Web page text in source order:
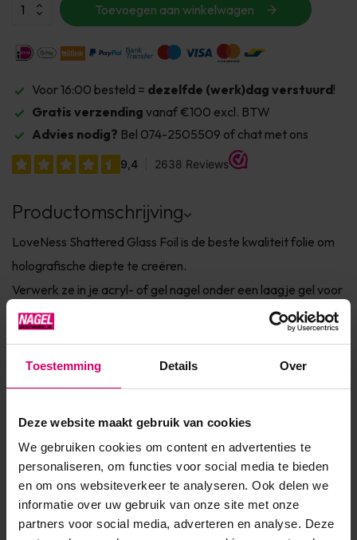
Toestemming Details Over
Deze website maakt gebruik van cookies
We gebruiken cookies om content en advertenties te
personaliseren, om functies voor social media te bieden
en om ons websiteverkeer te analyseren. Ook delen we
informatie over uw gebruik van onze site met onze
partners voor social media, adverteren en analyse. Deze
Toevoegen aan winkelwagen
Voor 16:00 besteld = dezelfde (werk)dag verstuurd!
Gratis verzending vanaf €100 excl. BTW
Advies nodig? Bel 074-2505509 of chat met ons
Productomschrijving
LoveNess Shattered Glass Foil is de beste kwaliteit folie om
holografische diepte te creëren.
Verwerk ze in je acryl- of gel nagel onder een laagje gel voor
een gladde uitvoering.
Product specificaties
Artikelnummer 19977
SKU 268661